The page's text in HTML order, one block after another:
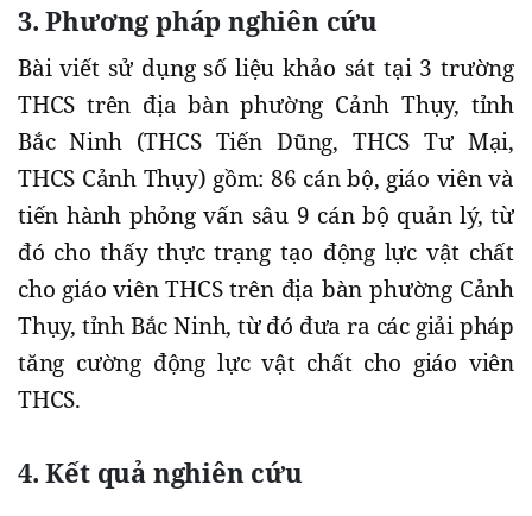
3. Phương pháp nghiên cứu
Bài viết sử dụng số liệu khảo sát tại 3 trường
THCS trên địa bàn phường Cảnh Thụy, tỉnh
Bắc Ninh (THCS Tiến Dũng, THCS Tư Mại,
THCS Cảnh Thụy) gồm: 86 cán bộ, giáo viên và
tiến hành phỏng vấn sâu 9 cán bộ quản lý, từ
đó cho thấy thực trạng tạo động lực vật chất
cho giáo viên THCS trên địa bàn phường Cảnh
Thụy, tỉnh Bắc Ninh, từ đó đưa ra các giải pháp
tăng cường động lực vật chất cho giáo viên
THCS.
4. Kết quả nghiên cứu